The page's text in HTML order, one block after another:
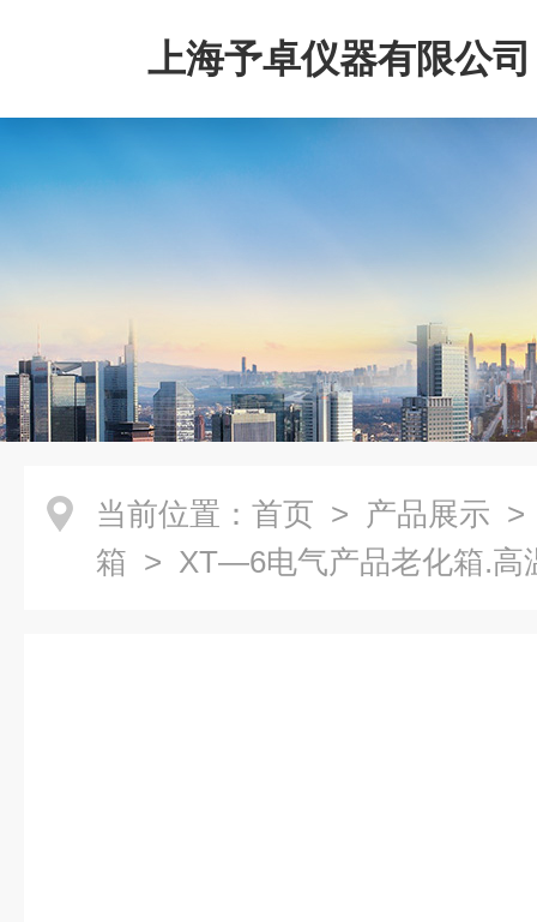
上海予卓仪器有限公司
当前位置： 首页 > 产品展示
箱 > XT—6电气产品老化箱.高